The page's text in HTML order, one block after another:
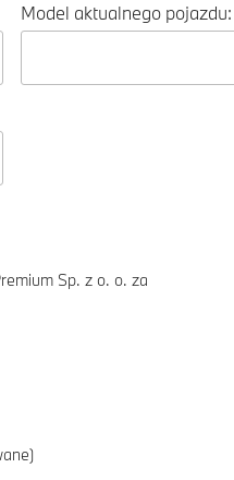
Model aktualnego pojazdu:
Sp. z o. o. za